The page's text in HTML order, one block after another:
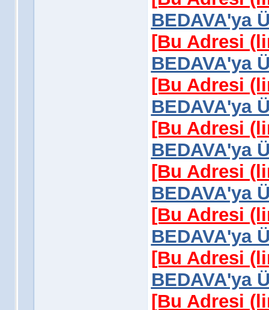
BEDAVA'ya
[Bu Adresi
BEDAVA'ya
[Bu Adresi
BEDAVA'ya
[Bu Adresi
BEDAVA'ya
[Bu Adresi
BEDAVA'ya
[Bu Adresi
BEDAVA'ya
[Bu Adresi
BEDAVA'ya
[Bu Adresi